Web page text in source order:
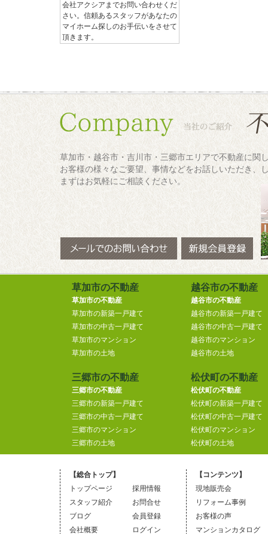
会社アクシアまでお問い合わせくだ
さい。信頼あるスタッフがあなたの
マイホーム探しのお手伝いをさせて
頂きます。
草加市・越谷市・吉川市・三郷市エリアで不動産に関
お客様の様々なご要望、事情などをお話しいただき、
まずはお気軽にご相談ください。
草加市の不動産
草加市の不動産
草加市の新築一戸建て
草加市の中古一戸建て
草加市のマンション
草加市の土地
越谷市の不動産
越谷市の不動産
越谷市の新築一戸建て
越谷市の中古一戸建て
越谷市のマンション
越谷市の土地
三郷市の不動産
三郷市の不動産
三郷市の新築一戸建て
三郷市の中古一戸建て
三郷市のマンション
三郷市の土地
松伏町の不動産
松伏町の不動産
松伏町の新築一戸建て
松伏町の中古一戸建て
松伏町のマンション
松伏町の土地
【総合トップ】
トップページ
スタッフ紹介
ブログ
会社概要
採用情報
お問合せ
会員登録
ログイン
【コンテンツ】
現地販売会
リフォーム事例
お客様の声
マンションカタログ